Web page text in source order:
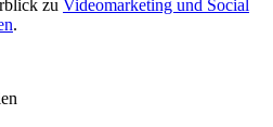
zu Videomarketing und Social
.